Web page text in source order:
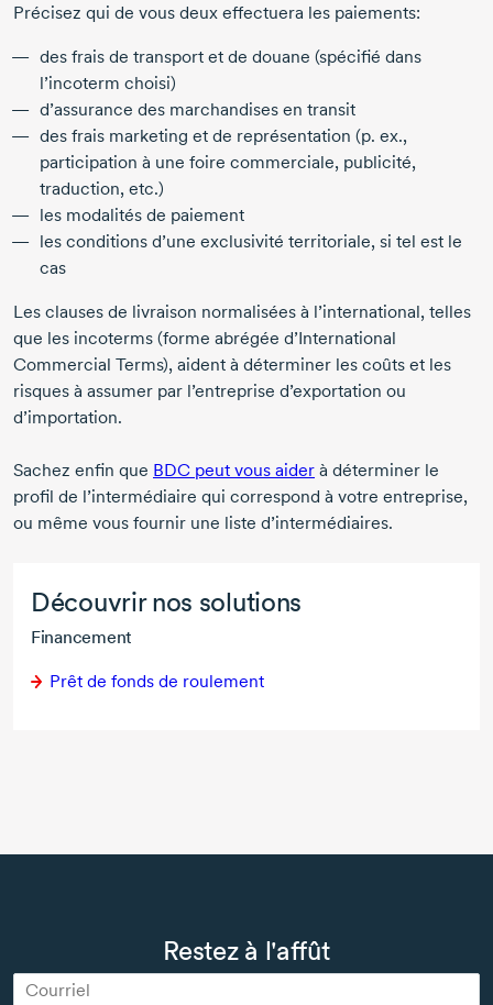
Découvrir nos solutions
Financement
Prêt de fonds de roulement
Précisez qui de vous deux effectuera les paiements:
des frais de transport et de douane (spécifié dans
l’incoterm choisi)
d’assurance des marchandises en transit
des frais marketing et de représentation (p. ex.,
participation à une foire commerciale, publicité,
traduction, etc.)
les modalités de paiement
les conditions d’une exclusivité territoriale, si tel est le
cas
Les clauses de livraison normalisées à l’international, telles
que les incoterms (forme abrégée d’International
Commercial Terms), aident à déterminer les coûts et les
risques à assumer par l’entreprise d’exportation ou
d’importation.
Sachez enfin que BDC peut vous aider à déterminer le
profil de l’intermédiaire qui correspond à votre entreprise,
ou même vous fournir une liste d’intermédiaires.
Restez à l'affût